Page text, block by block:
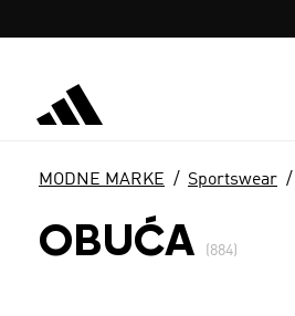
MODNE MARKE Sportswear
OBUĆA (884)